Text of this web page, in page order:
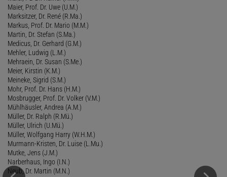
Maier, Prof. Dr. Uwe (U.M.)
Marksitzer, Dr. René (R.Ma.)
Markus, Prof. Dr. Mario (M.M.)
Martin, Dr. Stefan (S.Ma.)
Medicus, Dr. Gerhard (G.M.)
Mehler, Ludwig (L.M.)
Mehraein, Dr. Susan (S.Me.)
Meier, Kirstin (K.M.)
Meineke, Sigrid (S.M.)
Mohr, Prof. Dr. Hans (H.M.)
Mosbrugger, Prof. Dr. Volker (V.M.)
Mühlhäusler, Andrea (A.M.)
Müller, Dr. Ralph (R.Mü.)
Müller, Ulrich (U.Mü.)
Müller, Wolfgang Harry (W.H.M.)
Murmann-Kristen, Dr. Luise (L.Mu.)
Mutke, Jens (J.M.)
Narberhaus, Ingo (I.N.)
Neub, Dr. Martin (M.N.)